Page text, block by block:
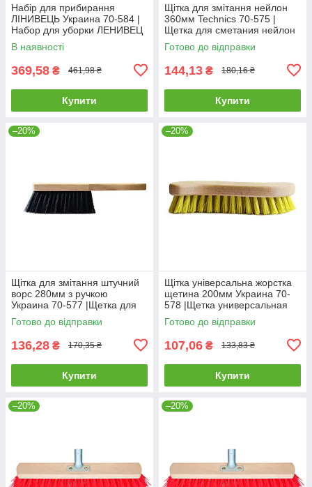
Набір для прибирання
ЛІНИВЕЦЬ Украина 70-584 |
Набор для уборки ЛЕНИВЕЦ
Украина
В наявності
369,58 ₴ 461,98 ₴
Купити
Щітка для змітання нейлон
360мм Technics 70-575 |
Щетка для сметания нейлон
360мм Technics
Готово до відправки
144,13 ₴ 180,16 ₴
Купити
–20%
Щітка для змітання штучний
ворс 280мм з ручкою
Украина 70-577 |Щетка для
сметания искусственный
ворс 280мм с ручкой Украина
Готово до відправки
136,28 ₴ 170,35 ₴
Купити
–20%
Щітка універсальна жорстка
щетина 200мм Украина 70-
578 |Щетка универсальная
жесткая щетина 200мм
Украина
Готово до відправки
107,06 ₴ 133,83 ₴
Купити
–20% –20%